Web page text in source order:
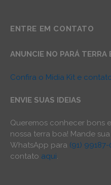
ENTRE EM CONTATO
ANUNCIE NO PARÁ TERRA
Confira o Mídia Kit e
ENVIE SUAS IDEIAS
Queremos conhecer bons
nossa terra boa! Mande
WhatsApp para (91)
contato aqui.